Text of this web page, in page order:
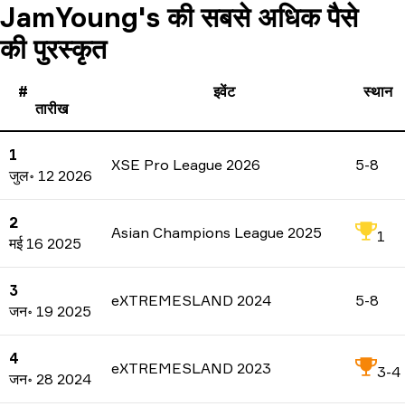
JamYoung's की सबसे अधिक पैसे
की पुरस्कृत
#
तारीख
इवेंट स्थान
1
जुल॰ 12 2026
XSE Pro League 2026 5-8
2
मई 16 2025
Asian Champions League 2025 1
3
जन॰ 19 2025
eXTREMESLAND 2024 5-8
4
जन॰ 28 2024
eXTREMESLAND 2023 3-4